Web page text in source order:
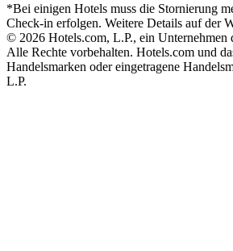
*Bei einigen Hotels muss die Stornierung
Check-in erfolgen. Weitere Details auf der
© 2026 Hotels.com, L.P., ein Unternehmen
Alle Rechte vorbehalten. Hotels.com und
Handelsmarken oder eingetragene
L.P.